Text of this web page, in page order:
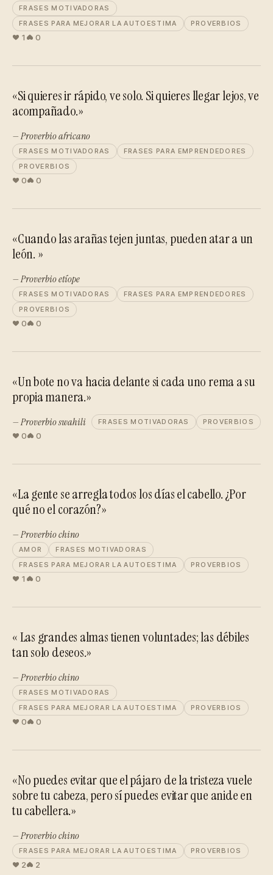
FRASES MOTIVADORAS
FRASES PARA MEJORAR LA AUTOESTIMA
PROVERBIOS
1 0
«Si quieres ir rápido, ve solo. Si quieres llegar lejos, ve
acompañado.»
— Proverbio africano
FRASES MOTIVADORAS
FRASES PARA EMPRENDEDORES
PROVERBIOS
0 0
«Cuando las arañas tejen juntas, pueden atar a un
león. »
— Proverbio etíope
FRASES MOTIVADORAS
FRASES PARA EMPRENDEDORES
PROVERBIOS
0 0
«Un bote no va hacia delante si cada uno rema a su
propia manera.»
— Proverbio swahili FRASES MOTIVADORAS PROVERBIOS
0 0
«La gente se arregla todos los días el cabello. ¿Por
qué no el corazón?»
— Proverbio chino
AMOR
FRASES MOTIVADORAS
FRASES PARA MEJORAR LA AUTOESTIMA
PROVERBIOS
1 0
« Las grandes almas tienen voluntades; las débiles
tan solo deseos.»
— Proverbio chino
FRASES MOTIVADORAS
FRASES PARA MEJORAR LA AUTOESTIMA
PROVERBIOS
0 0
«No puedes evitar que el pájaro de la tristeza vuele
sobre tu cabeza, pero sí puedes evitar que anide en
tu cabellera.»
— Proverbio chino
FRASES PARA MEJORAR LA AUTOESTIMA PROVERBIOS
2 2